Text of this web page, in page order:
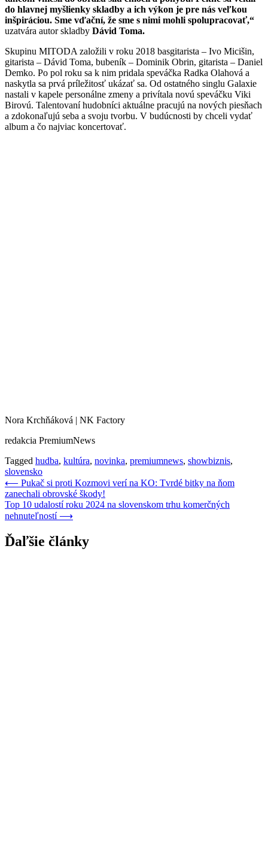
do hlavnej myšlienky skladby a ich výkon je pre nás veľkou
inšpiráciou. Sme vďační, že sme s nimi mohli spolupracovať,“
uzatvára autor skladby Dávid Toma.
Skupinu MITODA založili v roku 2018 basgitarista – Ivo Micišin,
gitarista – Dávid Toma, bubeník – Dominik Obrin, gitarista – Daniel
Demko. Po pol roku sa k nim pridala speváčka Radka Olahová a
naskytla sa prvá príležitosť ukázať sa. Od ostatného singlu Galaxie
nastali v kapele personálne zmeny a privítala novú speváčku Viki
Birovú. Talentovaní hudobníci aktuálne pracujú na nových piesňach
a zdokonaľujú seba a svoju tvorbu. V budúcnosti by chceli vydať
album a čo najviac koncertovať.
Nora Krchňáková | NK Factory
redakcia PremiumNews
Tagged hudba, kultúra, novinka, premiumnews, showbiznis,
slovensko
Navigácia
v
článku
⟵ Pukač si proti Kozmovi verí na KO: Tvrdé bitky na ňom
zanechali obrovské škody!
Top 10 udalostí roku 2024 na slovenskom trhu komerčných
nehnuteľností ⟶
Ďaľšie články